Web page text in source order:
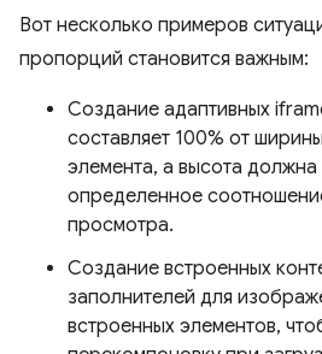
Вот несколько примеров
пропорций становится важным:
Создание адаптивных
составляет 100% от
элемента, а высота должна
определенное
просмотра.
Создание встроенных
заполнителей для
встроенных элементов,